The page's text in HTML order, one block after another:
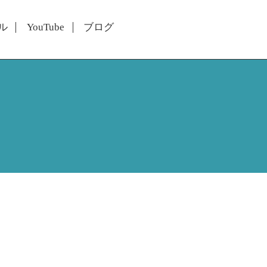
YouTube ブログ